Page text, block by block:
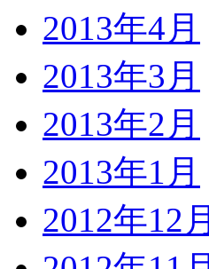
2013年4月
2013年3月
2013年2月
2013年1月
2012年12月